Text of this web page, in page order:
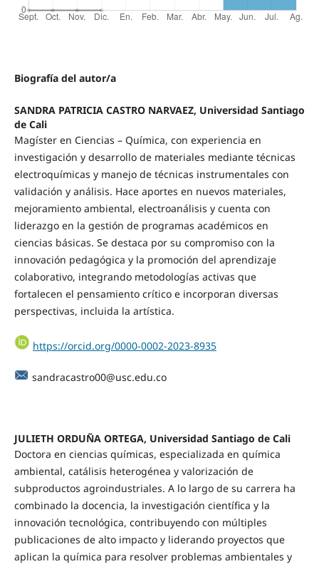
Biografía del autor/a
SANDRA PATRICIA CASTRO NARVAEZ, Universidad Santiago
de Cali
Magíster en Ciencias – Química, con experiencia en
investigación y desarrollo de materiales mediante técnicas
electroquímicas y manejo de técnicas instrumentales con
validación y análisis. Hace aportes en nuevos materiales,
mejoramiento ambiental, electroanálisis y cuenta con
liderazgo en la gestión de programas académicos en
ciencias básicas. Se destaca por su compromiso con la
innovación pedagógica y la promoción del aprendizaje
colaborativo, integrando metodologías activas que
fortalecen el pensamiento crítico e incorporan diversas
perspectivas, incluida la artística.
https://orcid.org/0000-0002-2023-8935
sandracastro00@usc.edu.co
JULIETH ORDUÑA ORTEGA, Universidad Santiago de Cali
Doctora en ciencias químicas, especializada en química
ambiental, catálisis heterogénea y valorización de
subproductos agroindustriales. A lo largo de su carrera ha
combinado la docencia, la investigación científica y la
innovación tecnológica, contribuyendo con múltiples
publicaciones de alto impacto y liderando proyectos que
aplican la química para resolver problemas ambientales y